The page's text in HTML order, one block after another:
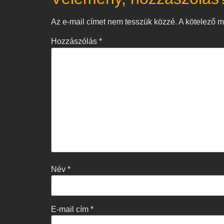
Az e-mail címet nem tesszük közzé. A kötelező
Hozzászólás *
Név *
E-mail cím *